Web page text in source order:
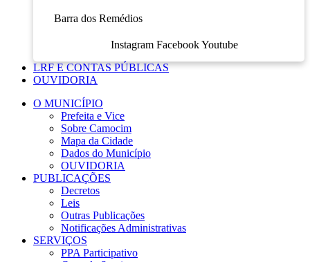
Barra dos Remédios
Instagram Facebook Youtube
LRF E CONTAS PÚBLICAS
OUVIDORIA
O MUNICÍPIO
Prefeita e Vice
Sobre Camocim
Mapa da Cidade
Dados do Município
OUVIDORIA
PUBLICAÇÕES
Decretos
Leis
Outras Publicações
Notificações Administrativas
SERVIÇOS
PPA Participativo